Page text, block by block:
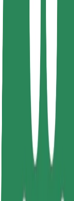
Блог
Пресцентр
Правила
Місія
Зв’язки
Бренд
Медіа